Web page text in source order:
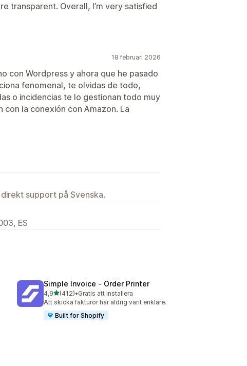
transparent. Overall, I’m very satisfied
18 februari 2026
con Wordpress y ahora que he pasado
fenomenal, te olvidas de todo,
o incidencias te lo gestionan todo muy
con la conexión con Amazon. La
support på Svenska.
ES
Simple Invoice ‑ Order Printer
4,9av 5 stjärnor
(412)
412 recensioner totalt
•Gratis att installera
Att skicka fakturor har aldrig varit enklare.
Built for Shopify